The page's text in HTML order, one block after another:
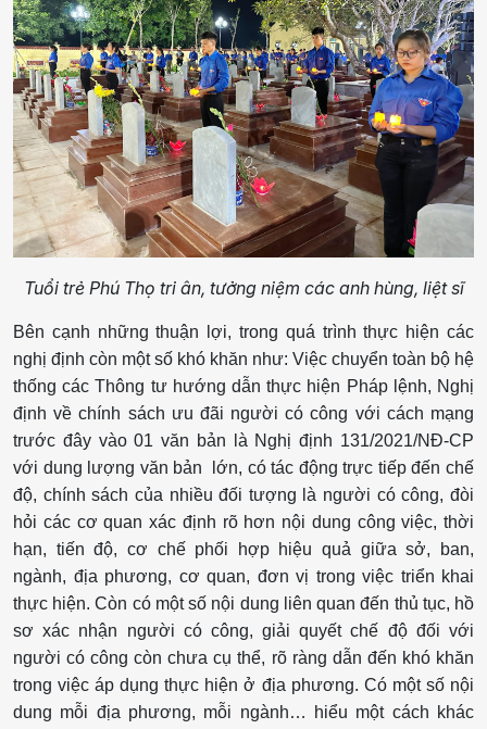
Tuổi trẻ Phú Thọ tri ân, tưởng niệm các anh hùng, liệt sĩ
Bên cạnh những thuận lợi, trong quá trình thực hiện các
nghị định còn một số khó khăn như: Việc chuyển toàn bộ hệ
thống các Thông tư hướng dẫn thực hiện Pháp lệnh, Nghị
định về chính sách ưu đãi người có công với cách mạng
trước đây vào 01 văn bản là Nghị định 131/2021/NĐ-CP
với dung lượng văn bản lớn, có tác động trực tiếp đến chế
độ, chính sách của nhiều đối tượng là người có công, đòi
hỏi các cơ quan xác định rõ hơn nội dung công việc, thời
hạn, tiến độ, cơ chế phối hợp hiệu quả giữa sở, ban,
ngành, địa phương, cơ quan, đơn vị trong việc triển khai
thực hiện. Còn có một số nội dung liên quan đến thủ tục, hồ
sơ xác nhận người có công, giải quyết chế độ đối với
người có công còn chưa cụ thể, rõ ràng dẫn đến khó khăn
trong việc áp dụng thực hiện ở địa phương. Có một số nội
dung mỗi địa phương, mỗi ngành… hiểu một cách khác